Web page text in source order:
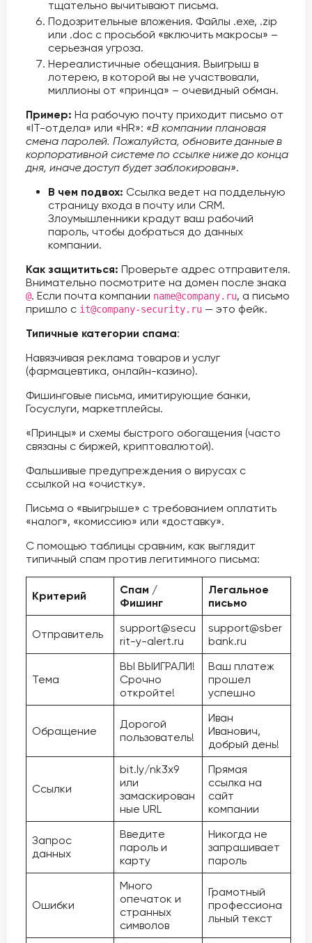
тщательно вычитывают письма.
Подозрительные вложения. Файлы .exe, .zip
или .doc с просьбой «включить макросы» –
серьезная угроза.
Нереалистичные обещания. Выигрыш в
лотерею, в которой вы не участвовали,
миллионы от «принца» – очевидный обман.
Пример: На рабочую почту приходит письмо от
«IT-отдела» или «HR»: «В компании плановая
смена паролей. Пожалуйста, обновите данные в
корпоративной системе по ссылке ниже до конца
дня, иначе доступ будет заблокирован».
В чем подвох: Ссылка ведет на поддельную
страницу входа в почту или CRM.
Злоумышленники крадут ваш рабочий
пароль, чтобы добраться до данных
компании.
Как защититься: Проверьте адрес отправителя.
Внимательно посмотрите на домен после знака
@. Если почта компании name@company.ru, а письмо
пришло с it@company-security.ru — это фейк.
Типичные категории спама:
Навязчивая реклама товаров и услуг
(фармацевтика, онлайн-казино).
Фишинговые письма, имитирующие банки,
Госуслуги, маркетплейсы.
«Принцы» и схемы быстрого обогащения (часто
связаны с биржей, криптовалютой).
Фальшивые предупреждения о вирусах с
ссылкой на «очистку».
Письма о «выигрыше» с требованием оплатить
«налог», «комиссию» или «доставку».
С помощью таблицы сравним, как выглядит
типичный спам против легитимного письма:
Критерий
Спам /
Фишинг
Легальное
письмо
Отправитель
support@secu
rit-y-alert.ru
support@sber
bank.ru
Тема
ВЫ ВЫИГРАЛИ!
Срочно
откройте!
Ваш платеж
прошел
успешно
Обращение
Дорогой
пользователь!
Иван
Иванович,
добрый день!
Ссылки
bit.ly/nk3x9
или
замаскирован
ные URL
Прямая
ссылка на
сайт
компании
Запрос
данных
Введите
пароль и
карту
Никогда не
запрашивает
пароль
Ошибки
Много
опечаток и
странных
символов
Грамотный
профессиона
льный текст